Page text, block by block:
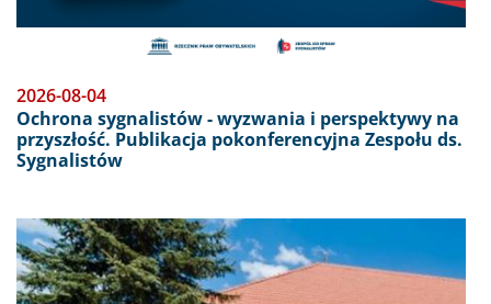
2026-08-04
Ochrona sygnalistów - wyzwania i perspektywy na
przyszłość. Publikacja pokonferencyjna Zespołu ds.
Sygnalistów
Obraz